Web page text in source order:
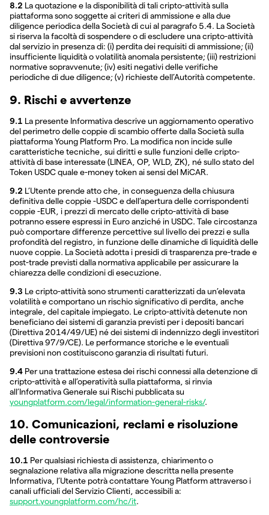
8.2 La quotazione e la disponibilità di tali cripto-attività sulla
piattaforma sono soggette ai criteri di ammissione e alla due
diligence periodica della Società di cui al paragrafo 5.4. La Società
si riserva la facoltà di sospendere o di escludere una cripto-attività
dal servizio in presenza di: (i) perdita dei requisiti di ammissione; (ii)
insufficiente liquidità o volatilità anomala persistente; (iii) restrizioni
normative sopravvenute; (iv) esiti negativi delle verifiche
periodiche di due diligence; (v) richieste dell’Autorità competente.
9. Rischi e avvertenze
9.1 La presente Informativa descrive un aggiornamento operativo
del perimetro delle coppie di scambio offerte dalla Società sulla
piattaforma Young Platform Pro. La modifica non incide sulle
caratteristiche tecniche, sui diritti e sulle funzioni delle cripto-
attività di base interessate (LINEA, OP, WLD, ZK), né sullo stato del
Token USDC quale e-money token ai sensi del MiCAR.
9.2 L’Utente prende atto che, in conseguenza della chiusura
definitiva delle coppie -USDC e dell’apertura delle corrispondenti
coppie -EUR, i prezzi di mercato delle cripto-attività di base
potranno essere espressi in Euro anziché in USDC. Tale circostanza
può comportare differenze percettive sul livello dei prezzi e sulla
profondità del registro, in funzione delle dinamiche di liquidità delle
nuove coppie. La Società adotta i presidi di trasparenza pre-trade e
post-trade previsti dalla normativa applicabile per assicurare la
chiarezza delle condizioni di esecuzione.
9.3 Le cripto-attività sono strumenti caratterizzati da un’elevata
volatilità e comportano un rischio significativo di perdita, anche
integrale, del capitale impiegato. Le cripto-attività detenute non
beneficiano dei sistemi di garanzia previsti per i depositi bancari
(Direttiva 2014/49/UE) né dei sistemi di indennizzo degli investitori
(Direttiva 97/9/CE). Le performance storiche e le eventuali
previsioni non costituiscono garanzia di risultati futuri.
9.4 Per una trattazione estesa dei rischi connessi alla detenzione di
cripto-attività e all’operatività sulla piattaforma, si rinvia
all’Informativa Generale sui Rischi pubblicata su
youngplatform.com/legal/information-general-risks/.
10. Comunicazioni, reclami e risoluzione
delle controversie
10.1 Per qualsiasi richiesta di assistenza, chiarimento o
segnalazione relativa alla migrazione descritta nella presente
Informativa, l’Utente potrà contattare Young Platform attraverso i
canali ufficiali del Servizio Clienti, accessibili a:
support.youngplatform.com/hc/it.